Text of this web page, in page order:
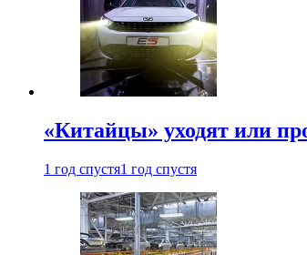
«Китайцы» уходят или
1 год спустя1 год спустя